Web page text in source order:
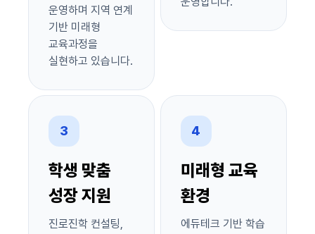
운영하며 지역 연계
기반 미래형
교육과정을
실현하고 있습니다.
3
학생 맞춤
성장 지원
진로진학 컨설팅,
4
미래형 교육
환경
에듀테크 기반 학습